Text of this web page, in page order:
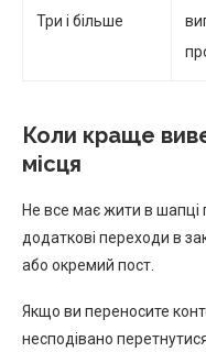
Три і більше
Коли краще
місця
Не все має жити в шапці
додаткові переходи в
або окремий пост.
Якщо ви переносите
несподівано